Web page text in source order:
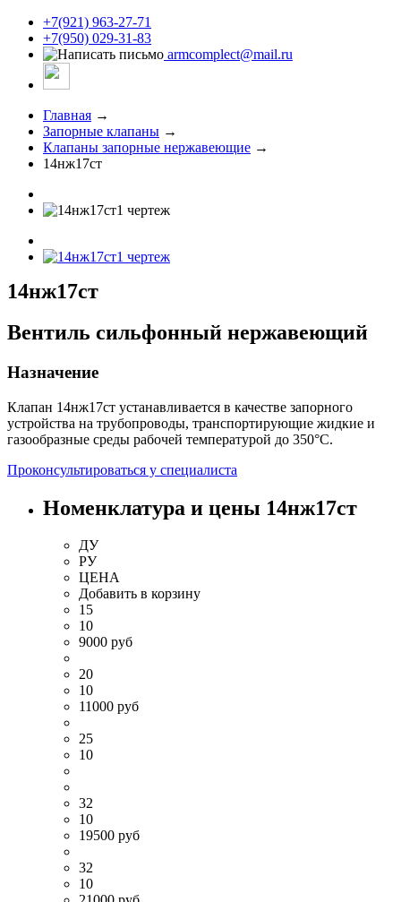
+7(921) 963-27-71
+7(950) 029-31-83
armcomplect@mail.ru
Главная →
Запорные клапаны →
Клапаны запорные нержавеющие →
14нж17ст
14нж17ст
Вентиль сильфонный нержавеющий
Назначение
Клапан 14нж17ст устанавливается в качестве запорного
устройства на трубопроводы, транспортирующие жидкие и
газообразные среды рабочей температурой до 350°С.
Проконсультироваться у специалиста
Номенклатура и цены 14нж17ст
ДУ
РУ
ЦЕНА
Добавить в корзину
15
10
9000 руб
20
10
11000 руб
25
10
32
10
19500 руб
32
10